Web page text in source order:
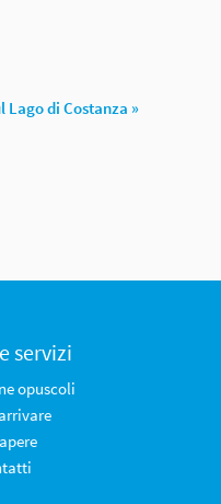
Lago di Costanza »
servizi
opuscoli